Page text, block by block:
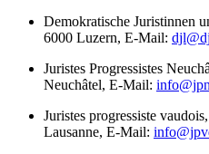
Demokratische Juristinnen
6000 Luzern, E-Mail:
Juristes Progressistes
Neuchâtel, E-Mail:
Juristes progressiste
Lausanne, E-Mail: